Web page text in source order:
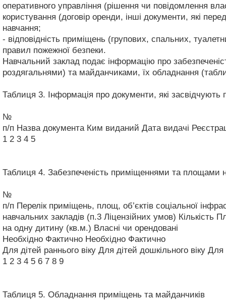
оперативного управління (рішення чи повідомлення
користування (договір оренди, інші документи, які
навчання;
- відповідність приміщень (групових, спальних,
правил пожежної безпеки.
Навчальний заклад подає інформацію про
роздягальнями) та майданчиками, їх обладнання
Таблиця 3. Інформація про документи, які
№
п/п Назва документа Ким виданий Дата видачі
1 2 3 4 5
Таблиця 4. Забезпеченість приміщеннями та площами
№
п/п Перелік приміщень, площ, об’єктів соціальної
навчальних закладів (п.3 Ліцензійних умов) Кількість
на одну дитину (кв.м.) Власні чи орендовані
Необхідно Фактично Необхідно Фактично
Для дітей раннього віку Для дітей дошкільного віку Для
1 2 3 4 5 6 7 8 9
Таблиця 5. Обладнання приміщень та майданчиків